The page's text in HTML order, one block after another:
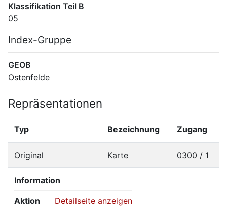
Klassifikation Teil B
05
Index-Gruppe
GEOB
Ostenfelde
Repräsentationen
Typ Bezeichnung Zugang
Original Karte 0300 / 1
Information
Aktion Detailseite anzeigen